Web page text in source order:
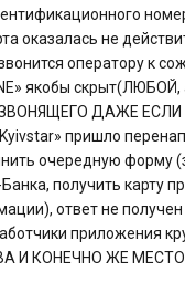
оказалась не
оператору к
якобы скрыт(ЛЮБОЙ,
ЗВОНЯЩЕГО ДАЖЕ
пришло
очередную форму
получить карту
ответ не
приложения
И КОНЕЧНО ЖЕ